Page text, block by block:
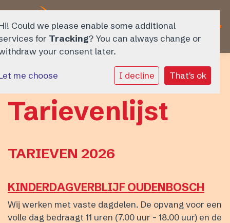
Fit en Gezond Kinderopvang
Over ons
Tarieven
Contact
Tarievenlijst
TARIEVEN 2026
KINDERDAGVERBLIJF OUDENBOSCH
Wij werken met vaste dagdelen. De opvang voor een
volle dag bedraagt 11 uren (7.00 uur - 18.00 uur) en de
Could we please enable some additional
for Tracking? You can always change or
your consent later.
me choose I decline That's ok